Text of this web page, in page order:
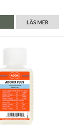
LÄS MER